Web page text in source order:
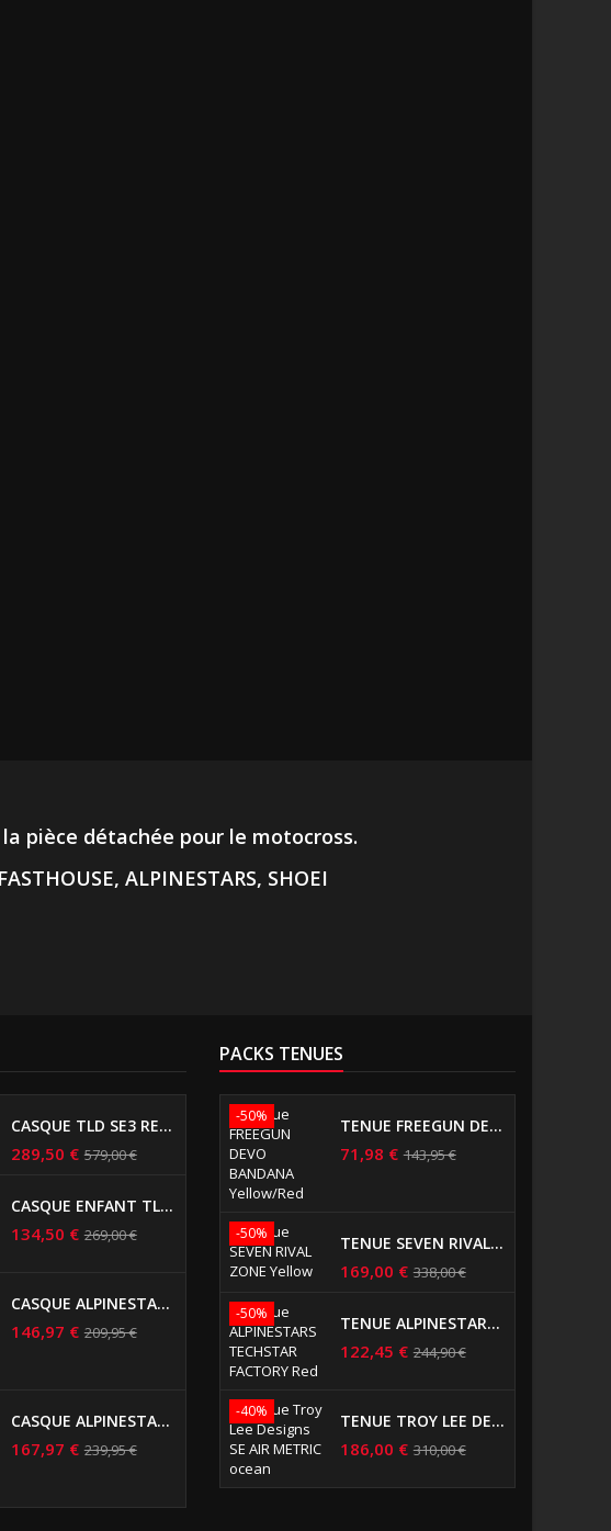
pièce détachée pour le motocross.
ALPINESTARS, SHOEI
CASQUE TLD SE3 REFLECTION RED
289,50 € 579,00 €
CASQUE ENFANT TLD SE4 FACTORY YELLOW
134,50 € 269,00 €
CASQUE ALPINESTARS SM5 SOLID MATT BLACK
146,97 € 209,95 €
CASQUE ALPINESTARS SM5 ROVER BLACK-RED-GRAY
167,97 € 239,95 €
PACKS TENUES
-50% TENUE FREEGUN DEVO BANDANA YELLOW/RED
71,98 € 143,95 €
-50% TENUE SEVEN RIVAL ZONE YELLOW
169,00 € 338,00 €
-50% TENUE ALPINESTARS TECHSTAR FACTORY RED
122,45 € 244,90 €
-40% TENUE TROY LEE DESIGNS SE AIR METRIC OCEAN
186,00 € 310,00 €